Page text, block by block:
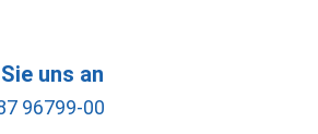
uns an
96799-00